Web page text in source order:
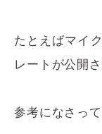
たとえばマイ
レートが公開
参考になさって